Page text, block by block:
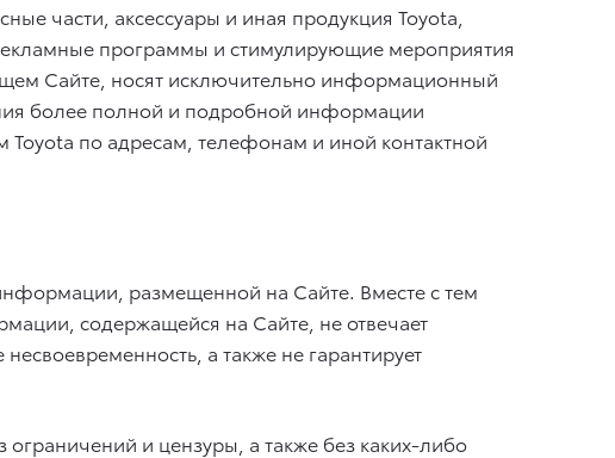
части, аксессуары и иная продукция Toyota,
программы и стимулирующие мероприятия
Сайте, носят исключительно информационный
более полной и подробной информации
по адресам, телефонам и иной контактной
размещенной на Сайте. Вместе с тем
содержащейся на Сайте, не отвечает
а также не гарантирует
и цензуры, а также без каких-либо